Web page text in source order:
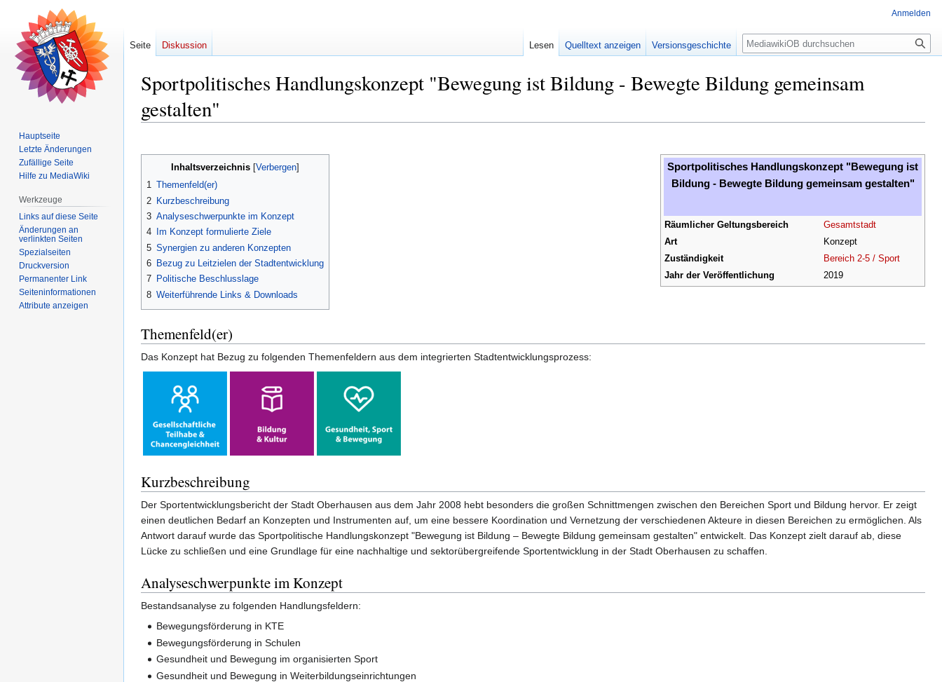
Sportpolitisches Handlungskonzept "Bewegung ist Bildung - Bewegte Bildung gemeinsam
gestalten"
Navigation
springen
Suche
springen
Sportpolitisches Handlungskonzept "Bewegung ist
Bildung - Bewegte Bildung gemeinsam gestalten"
Räumlicher Geltungsbereich
Gesamtstadt
Art
Konzept
Zuständigkeit
Bereich 2-5 / Sport
Jahr der Veröffentlichung
2019
Inhaltsverzeichnis
1 Themenfeld(er)
2 Kurzbeschreibung
3 Analyseschwerpunkte im Konzept
4
Im Konzept formulierte Ziele
5 Synergien zu anderen Konzepten
6 Bezug zu Leitzielen der Stadtentwicklung
7 Politische Beschlusslage
8 Weiterführende Links & Downloads
Themenfeld(er)
Das Konzept hat Bezug zu folgenden Themenfeldern aus dem integrierten Stadtentwicklungsprozess:
Kurzbeschreibung
Der Sportentwicklungsbericht der Stadt Oberhausen aus dem Jahr 2008 hebt besonders die großen Schnittmengen zwischen den Bereichen Sport und Bildung hervor. Er zeigt
einen deutlichen Bedarf an Konzepten und Instrumenten auf, um eine bessere Koordination und Vernetzung der verschiedenen Akteure in diesen Bereichen zu ermöglichen. Als
Antwort darauf wurde das Sportpolitische Handlungskonzept "Bewegung ist Bildung – Bewegte Bildung gemeinsam gestalten" entwickelt. Das Konzept zielt darauf ab, diese
Lücke zu schließen und eine Grundlage für eine nachhaltige und sektorübergreifende Sportentwicklung in der Stadt Oberhausen zu schaffen.
Analyseschwerpunkte im Konzept
Bestandsanalyse zu folgenden Handlungsfeldern:
Bewegungsförderung in KTE
Bewegungsförderung in Schulen
Gesundheit und Bewegung im organisierten Sport
Gesundheit und Bewegung in Weiterbildungseinrichtungen
Anmelden
Seite Diskussion Lesen Quelltext anzeigen Versionsgeschichte Suche
Hauptseite
Letzte Änderungen
Zufällige Seite
Hilfe zu MediaWiki
Werkzeuge
Links auf diese Seite
Änderungen an
verlinkten Seiten
Spezialseiten
Druckversion
Permanenter Link
Seiten­­informationen
Attribute anzeigen